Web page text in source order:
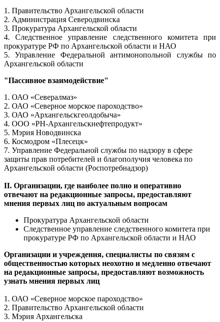
1. Правительство Архангельской области
2. Администрация Северодвинска
3. Прокуратура Архангельской области
4. Следственное управление следственного комитета при
прокуратуре РФ по Архангельской области и НАО
5. Управление Федеральной антимонопольной службы по
Архангельской области
"Пассивное взаимодействие"
1. ОАО «Севералмаз»
2. ОАО «Северное морское пароходство»
3. ОАО «Архангельскгеолдобыча»
4. ООО «РН-Архангельскнефтепродукт»
5. Мэрия Новодвинска
6. Космодром «Плесецк»
7. Управление Федеральной службы по надзору в сфере
защиты прав потребителей и благополучия человека по
Архангельской области (Роспотребнадзор)
II. Организации, где наиболее полно и оперативно
отвечают на редакционные запросы, предоставляют
мнения первых лиц по актуальным вопросам
Прокуратура Архангельской области
Следственное управление следственного комитета при
прокуратуре РФ по Архангельской области и НАО
Организации и учреждения, специалисты по связям с
общественностью которых неохотно и медленно отвечают
на редакционные запросы, предоставляют возможность
узнать мнения первых лиц
1. ОАО «Северное морское пароходство»
2. Правительство Архангельской области
3. Мэрия Архангельска